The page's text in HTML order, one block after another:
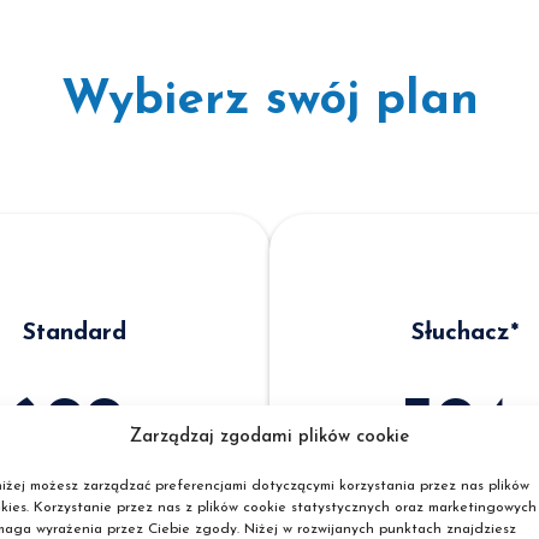
Zarządzaj zgodami plików cookie
możesz zarządzać preferencjami dotyczącymi korzystania przez nas plików
Korzystanie przez nas z plików cookie statystycznych oraz marketingowych
wyrażenia przez Ciebie zgody. Niżej w rozwijanych punktach znajdziesz
Wybierz swój plan
Standard
699 zł
Słuchacz*
594
Cena kursu